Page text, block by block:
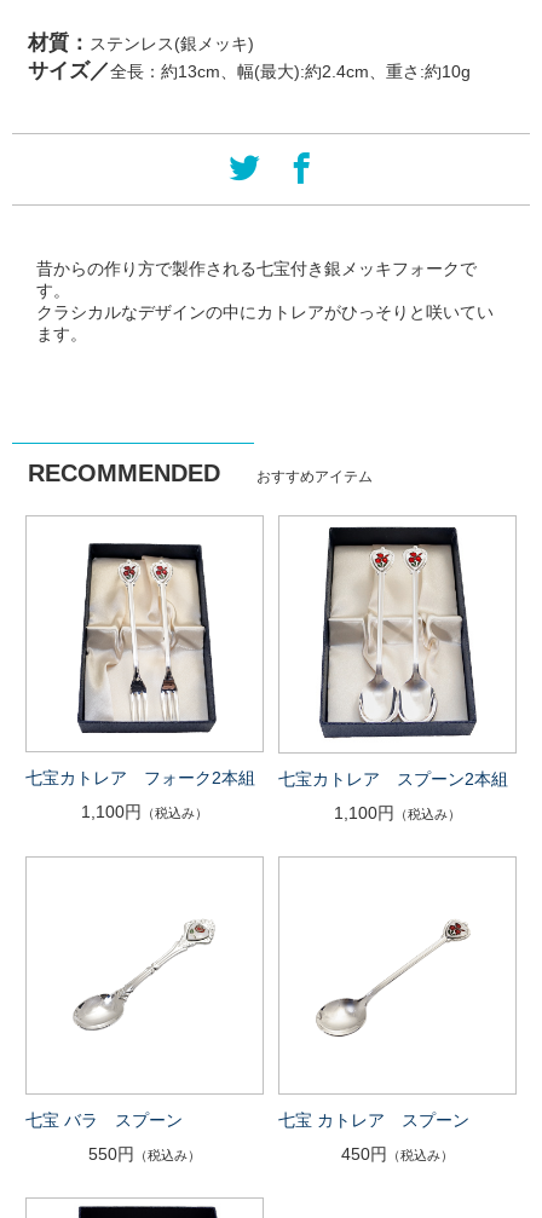
材質： ステンレス(銀メッキ)
サイズ／全長：約13cm、幅(最大):約2.4cm、重さ:約10g
昔からの作り方で製作される七宝付き銀メッキフォークで
す。
クラシカルなデザインの中にカトレアがひっそりと咲いてい
ます。
RECOMMENDED おすすめアイテム
七宝カトレア フォーク2本組
1,100円 （税込み）
七宝カトレア スプーン2本組
1,100円
（税込み）
七宝 バラ スプーン
550円
（税込み）
七宝 カトレア スプーン
450円
（税込み）